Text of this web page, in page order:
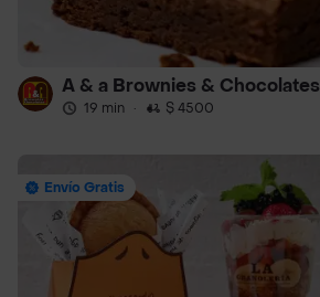
A & a Brownies & Chocolates
19 min · $ 4500
Envío Gratis